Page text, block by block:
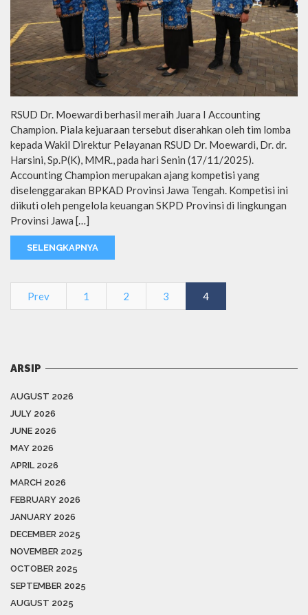
RSUD Dr. Moewardi berhasil meraih Juara I Accounting
Champion. Piala kejuaraan tersebut diserahkan oleh tim lomba
kepada Wakil Direktur Pelayanan RSUD Dr. Moewardi, Dr. dr.
Harsini, Sp.P(K), MMR., pada hari Senin (17/11/2025).
Accounting Champion merupakan ajang kompetisi yang
diselenggarakan BPKAD Provinsi Jawa Tengah. Kompetisi ini
diikuti oleh pengelola keuangan SKPD Provinsi di lingkungan
Provinsi Jawa […]
SELENGKAPNYA
Prev 1 2 3 4
ARSIP
AUGUST 2026
JULY 2026
JUNE 2026
MAY 2026
APRIL 2026
MARCH 2026
FEBRUARY 2026
JANUARY 2026
DECEMBER 2025
NOVEMBER 2025
OCTOBER 2025
SEPTEMBER 2025
AUGUST 2025